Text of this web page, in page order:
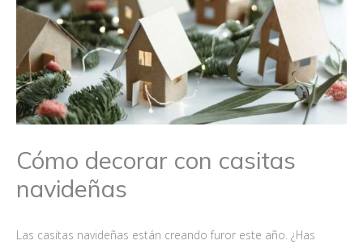
Cómo decorar con casitas
navideñas
Las casitas navideñas están creando furor este año. ¿Has